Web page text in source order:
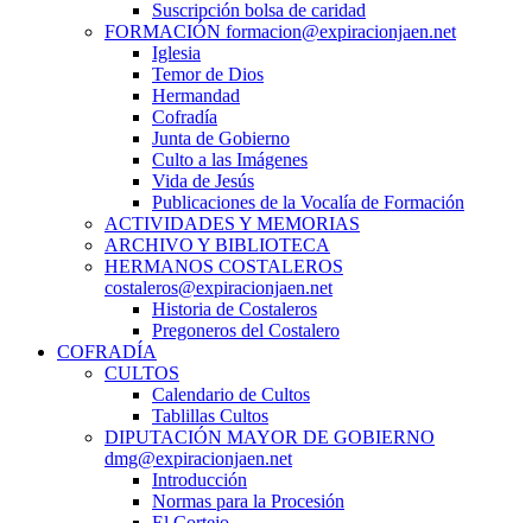
Suscripción bolsa de caridad
FORMACIÓN formacion@expiracionjaen.net
Iglesia
Temor de Dios
Hermandad
Cofradía
Junta de Gobierno
Culto a las Imágenes
Vida de Jesús
Publicaciones de la Vocalía de Formación
ACTIVIDADES Y MEMORIAS
ARCHIVO Y BIBLIOTECA
HERMANOS COSTALEROS
costaleros@expiracionjaen.net
Historia de Costaleros
Pregoneros del Costalero
COFRADÍA
CULTOS
Calendario de Cultos
Tablillas Cultos
DIPUTACIÓN MAYOR DE GOBIERNO
dmg@expiracionjaen.net
Introducción
Normas para la Procesión